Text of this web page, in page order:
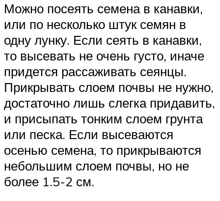
Можно посеять семена в канавки,
или по несколько штук семян в
одну лунку. Если сеять в канавки,
то высевать не очень густо, иначе
придется рассаживать сеянцы.
Прикрывать слоем почвы не нужно,
достаточно лишь слегка придавить,
и присыпать тонким слоем грунта
или песка. Если высеваются
осенью семена, то прикрываются
небольшим слоем почвы, но не
более 1.5-2 см.